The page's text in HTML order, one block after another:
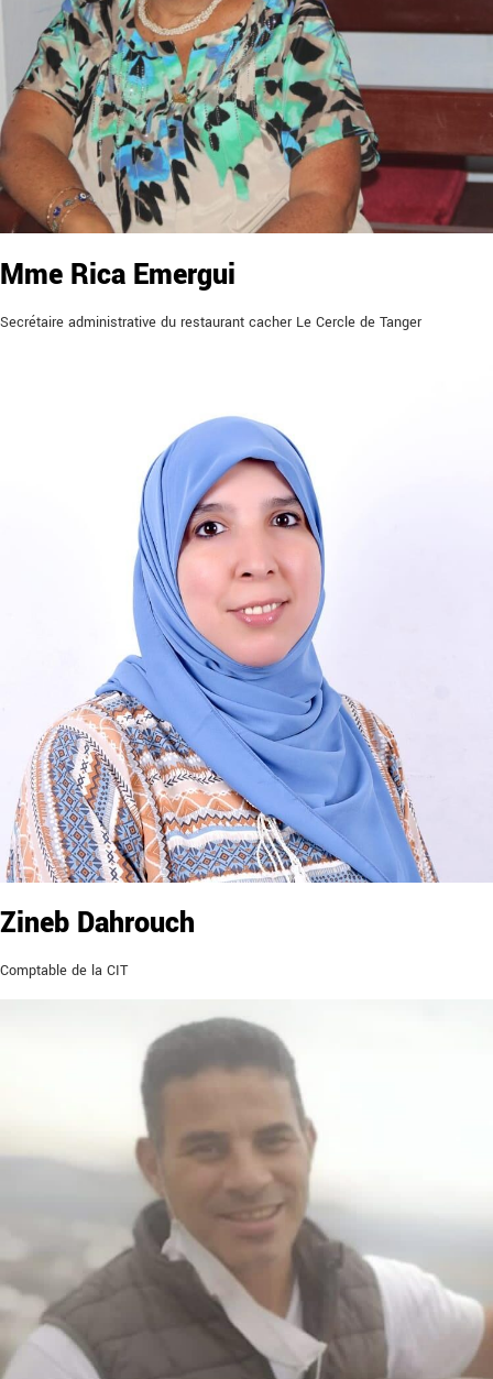
Mme Rica Emergui
Secrétaire administrative du restaurant cacher Le Cercle de Tanger
Zineb Dahrouch
Comptable de la CIT